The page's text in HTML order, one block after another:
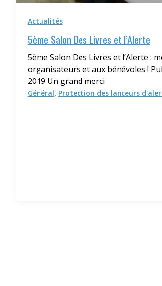
Actualités
5ème Salon Des Livres et l’Alerte
5ème Salon Des Livres et l’Alerte :
organisateurs et aux bénévoles !
2019 Un grand merci
Général, Protection des lanceurs